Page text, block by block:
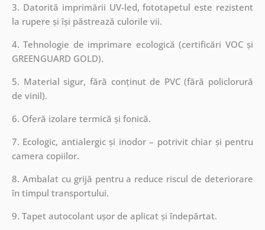
3. Datorită imprimării UV-led, fototapetul este rezistent
la rupere și își păstrează culorile vii.
4. Tehnologie de imprimare ecologică (certificări VOC și
GREENGUARD GOLD).
5. Material sigur, fără conținut de PVC (fără policlorură
de vinil).
6. Oferă izolare termică și fonică.
7. Ecologic, antialergic și inodor – potrivit chiar și pentru
camera copiilor.
8. Ambalat cu grijă pentru a reduce riscul de deteriorare
în timpul transportului.
9. Tapet autocolant ușor de aplicat și îndepărtat.